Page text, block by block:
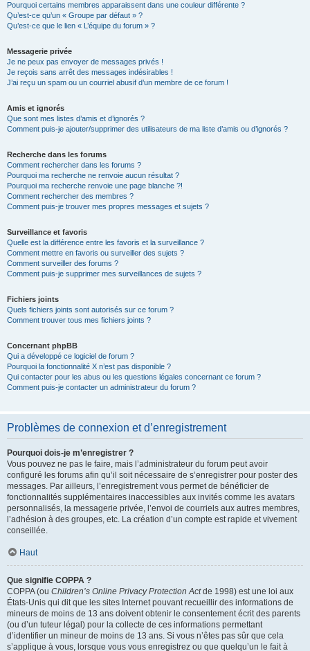
Pourquoi certains membres apparaissent dans une couleur différente ?
Qu’est-ce qu’un « Groupe par défaut » ?
Qu’est-ce que le lien « L’équipe du forum » ?
Messagerie privée
Je ne peux pas envoyer de messages privés !
Je reçois sans arrêt des messages indésirables !
J’ai reçu un spam ou un courriel abusif d’un membre de ce forum !
Amis et ignorés
Que sont mes listes d’amis et d’ignorés ?
Comment puis-je ajouter/supprimer des utilisateurs de ma liste d’amis ou d’ignorés ?
Recherche dans les forums
Comment rechercher dans les forums ?
Pourquoi ma recherche ne renvoie aucun résultat ?
Pourquoi ma recherche renvoie une page blanche ?!
Comment rechercher des membres ?
Comment puis-je trouver mes propres messages et sujets ?
Surveillance et favoris
Quelle est la différence entre les favoris et la surveillance ?
Comment mettre en favoris ou surveiller des sujets ?
Comment surveiller des forums ?
Comment puis-je supprimer mes surveillances de sujets ?
Fichiers joints
Quels fichiers joints sont autorisés sur ce forum ?
Comment trouver tous mes fichiers joints ?
Concernant phpBB
Qui a développé ce logiciel de forum ?
Pourquoi la fonctionnalité X n’est pas disponible ?
Qui contacter pour les abus ou les questions légales concernant ce forum ?
Comment puis-je contacter un administrateur du forum ?
Problèmes de connexion et d’enregistrement
Pourquoi dois-je m’enregistrer ?
Vous pouvez ne pas le faire, mais l’administrateur du forum peut avoir
configuré les forums afin qu’il soit nécessaire de s’enregistrer pour poster des
messages. Par ailleurs, l’enregistrement vous permet de bénéficier de
fonctionnalités supplémentaires inaccessibles aux invités comme les avatars
personnalisés, la messagerie privée, l’envoi de courriels aux autres membres,
l’adhésion à des groupes, etc. La création d’un compte est rapide et vivement
conseillée.
Haut
Que signifie COPPA ?
COPPA (ou Children’s Online Privacy Protection Actde 1998) est une loi aux
États-Unis qui dit que les sites Internet pouvant recueillir des informations de
mineurs de moins de 13 ans doivent obtenir le consentement écrit des parents
(ou d’un tuteur légal) pour la collecte de ces informations permettant
d’identifier un mineur de moins de 13 ans. Si vous n’êtes pas sûr que cela
s’applique à vous, lorsque vous vous enregistrez ou que quelqu’un le fait à